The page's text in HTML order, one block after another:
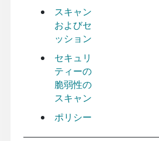
スキャン
およびセ
ッション
セキュリ
ティーの
脆弱性の
スキャン
ポリシー